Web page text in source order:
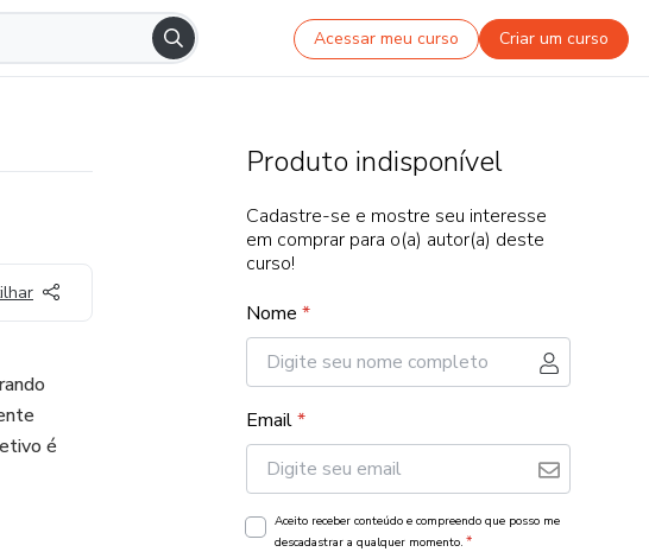
Acessar meu curso Criar um curso
é
Produto indisponível
Cadastre-se e mostre seu interesse
em comprar para o(a) autor(a) deste
curso!
Nome *
Email*
Aceito receber conteúdo e compreendo que posso me
descadastrar a qualquer momento. *